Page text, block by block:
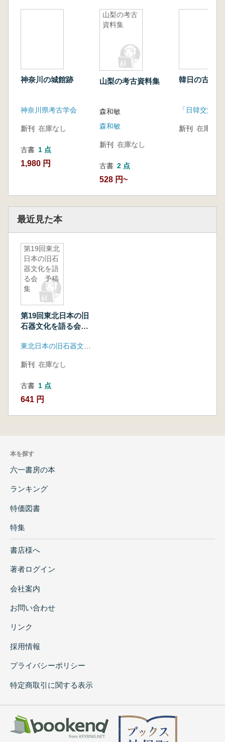
神奈川の城館跡
神奈川県考古学会
新刊 在庫なし
古書 1 点
1,980 円
山梨の考古
資料集
山梨の考古資料集
森和敏
森和敏
新刊 在庫なし
古書 2 点
528 円~
韓日の古墳
新刊 在庫なし
最近見た本
第19回東北
日本の旧石
器文化を語
る会 予稿
集
第19回東北日本の旧
石器文化を語る会
新刊 在庫なし
古書 1 点
641 円
本を探す
六一書房の本
ランキング
特価図書
特集
書店様へ
著者ログイン
会社案内
お問い合わせ
リンク
採用情報
プライバシーポリシー
特定商取引に関する表示